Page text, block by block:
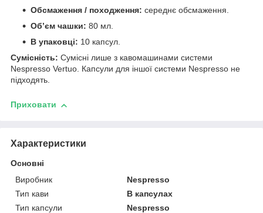
Обсмаження / походження: середнє обсмаження.
Об’єм чашки: 80 мл.
В упаковці: 10 капсул.
Сумісність: Сумісні лише з кавомашинами системи
Nespresso Vertuo. Капсули для іншої системи Nespresso не
підходять.
Приховати
Характеристики
Основні
Виробник
Nespresso
Тип кави
В капсулах
Тип капсули
Nespresso